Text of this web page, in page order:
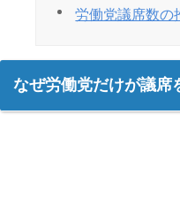
労働党議席数の
なぜ労働党だけが議席